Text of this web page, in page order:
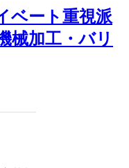
ベート重視派
械加工・バリ